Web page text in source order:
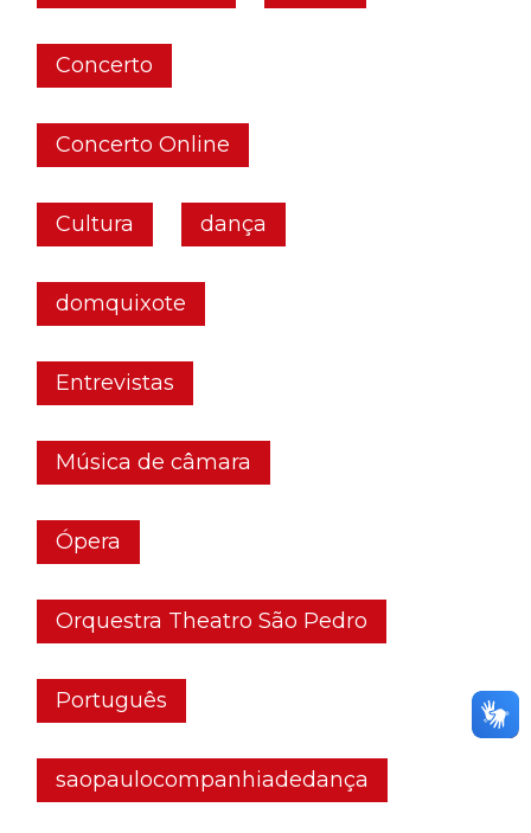
Concerto
Concerto Online
Cultura dança
domquixote
Entrevistas
Música de câmara
Ópera
Orquestra Theatro São Pedro
Português
saopaulocompanhiadedança